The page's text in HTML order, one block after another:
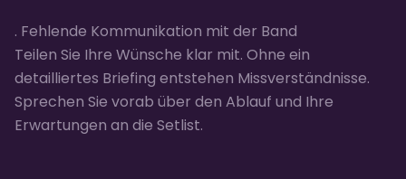
. Fehlende Kommunikation mit der Band
Teilen Sie Ihre Wünsche klar mit. Ohne ein
detailliertes Briefing entstehen Missverständnisse.
Sprechen Sie vorab über den Ablauf und Ihre
Erwartungen an die Setlist.